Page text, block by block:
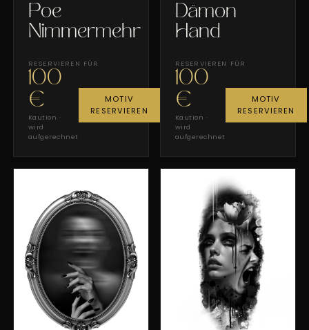
Poe
Nimmermehr
RESERVIEREN FÜR
100
€
Kaution ·
wird
aufgerechnet
MOTIV
RESERVIEREN
Dämon
Hand
RESERVIEREN FÜR
100
€
Kaution ·
wird
aufgerechnet
MOTIV
RESERVIEREN